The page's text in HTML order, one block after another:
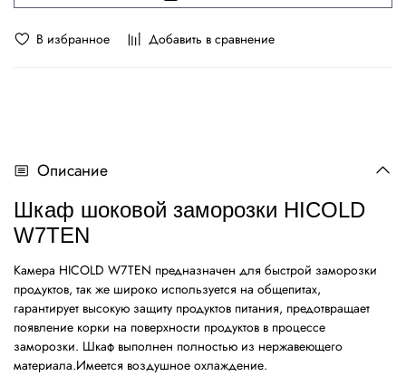
В избранное Добавить в сравнение
Описание
Шкаф шоковой заморозки HICOLD
W7TEN
Камера HICOLD W7TEN предназначен для быстрой заморозки
продуктов, так же широко используется на общепитах,
гарантирует высокую защиту продуктов питания, предотвращает
появление корки на поверхности продуктов в процессе
заморозки. Шкаф выполнен полностью из нержавеющего
материала.Имеется воздушное охлаждение.